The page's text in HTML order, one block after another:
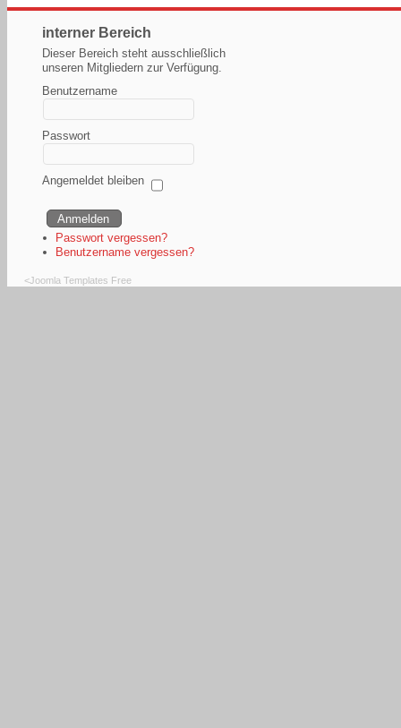
interner Bereich
Dieser Bereich steht ausschließlich
unseren Mitgliedern zur Verfügung.
Benutzername
Passwort
Angemeldet bleiben
Passwort vergessen?
Benutzername vergessen?
<Joomla Templates Free